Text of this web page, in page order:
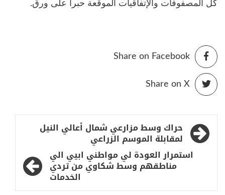
كل المصفوفات والإتفاقيات الموقعة حبراً على ورق.
Share on Facebook
Share on X
تصفّح
المقالات
حراك وسط مزارعي شمال أعالي النيل
لمقابلة الموسم الزراعي
استمرار العودة لي مواطني ابيي الي
مناطقهم وسط شكاوي من تردي
الخدمات